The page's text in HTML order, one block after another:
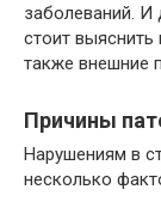
заболеваний. И
стоит
также внешние
Причины
Нарушениям в
несколько